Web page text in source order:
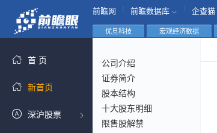
前瞻网 前瞻数据库 企查猫
首 页
新首页
深沪股票
优旦科技 宏观经济数据
公司介绍
证券简介
股本结构
十大股东明细
限售股解禁